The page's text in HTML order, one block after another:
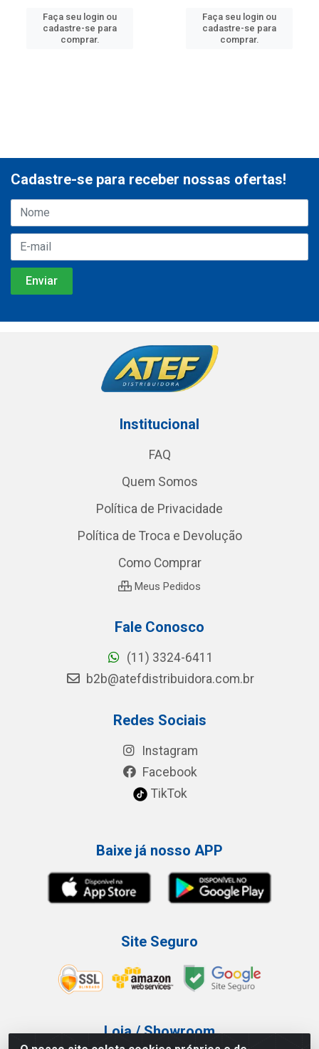
Faça seu login ou
cadastre-se para
comprar.
Faça seu login ou
cadastre-se para
comprar.
Cadastre-se para receber nossas ofertas!
Institucional
FAQ
Quem Somos
Política de Privacidade
Política de Troca e Devolução
Como Comprar
Meus Pedidos
Fale Conosco
(11) 3324-6411
b2b@atefdistribuidora.com.br
Redes Sociais
Instagram
Facebook
TikTok
Baixe já nosso APP
Site Seguro
Loja / Showroom